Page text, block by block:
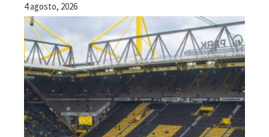
4 agosto, 2026